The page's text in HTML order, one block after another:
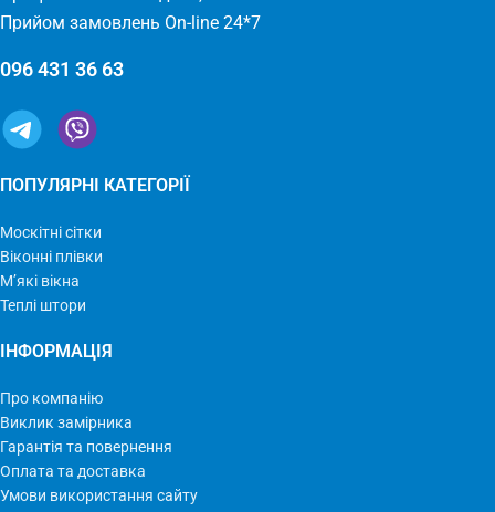
Прийом замовлень On-line 24*7
096 431 36 63
ПОПУЛЯРНІ КАТЕГОРІЇ
Москітні сітки
Віконні плівки
М’які вікна
Теплі штори
ІНФОРМАЦІЯ
Про компанію
Виклик замірника
Гарантія та повернення
Оплата та доставка
Умови використання сайту